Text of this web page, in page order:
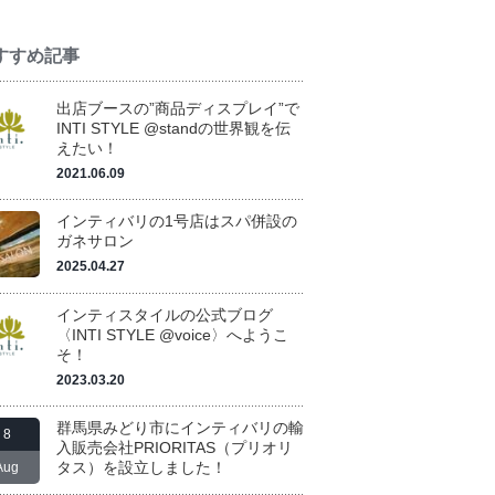
すめ記事
出店ブースの”商品ディスプレイ”で
INTI STYLE @standの世界観を伝
えたい！
2021.06.09
インティバリの1号店はスパ併設の
ガネサロン
2025.04.27
インティスタイルの公式ブログ
〈INTI STYLE @voice〉へようこ
そ！
2023.03.20
8
群馬県みどり市にインティバリの輸
入販売会社PRIORITAS（プリオリ
タス）を設立しました！